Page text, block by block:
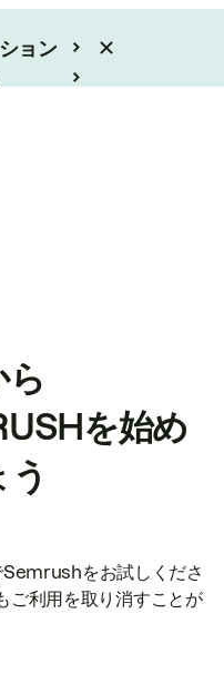
ョン
ら
を始め
う
Semrushをお試しくださ
ご利用を取り消すことが